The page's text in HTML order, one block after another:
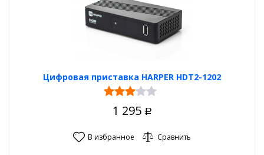
Цифровая приставка HARPER НDT2-1202
1 295 Р
В избранное Сравнить